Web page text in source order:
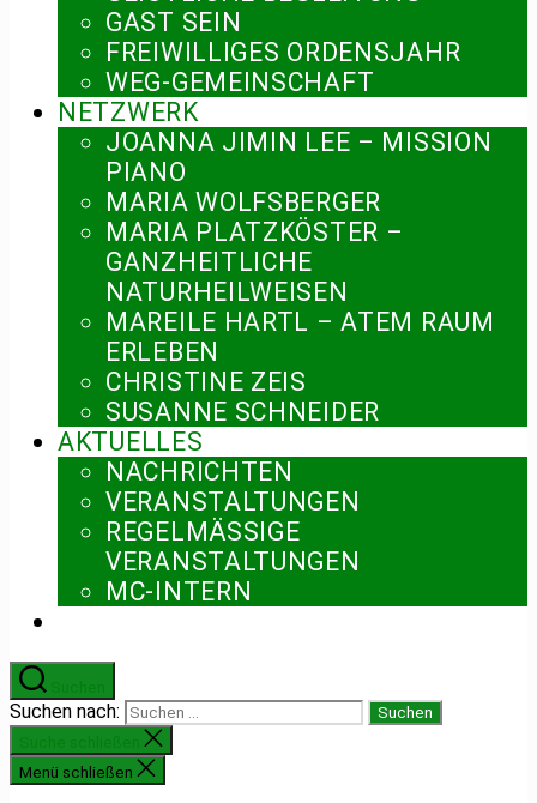
GAST SEIN
FREIWILLIGES ORDENSJAHR
WEG-GEMEINSCHAFT
NETZWERK
JOANNA JIMIN LEE – MISSION
PIANO
MARIA WOLFSBERGER
MARIA PLATZKÖSTER –
GANZHEITLICHE
NATURHEILWEISEN
MAREILE HARTL – ATEM RAUM
ERLEBEN
CHRISTINE ZEIS
SUSANNE SCHNEIDER
AKTUELLES
NACHRICHTEN
VERANSTALTUNGEN
REGELMÄSSIGE V
ERANSTALTUNGEN
MC-INTERN
Suchen nach:
Menü schließen